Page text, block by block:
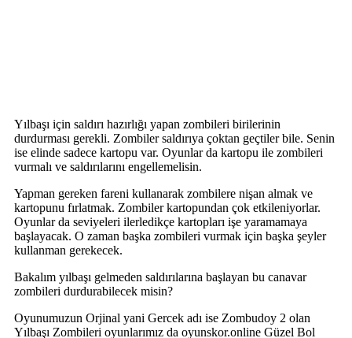
Yılbaşı için saldırı hazırlığı yapan zombileri birilerinin
durdurması gerekli. Zombiler saldırıya çoktan geçtiler bile. Senin
ise elinde sadece kartopu var. Oyunlar da kartopu ile zombileri
vurmalı ve saldırılarını engellemelisin.
Yapman gereken fareni kullanarak zombilere nişan almak ve
kartopunu fırlatmak. Zombiler kartopundan çok etkileniyorlar.
Oyunlar da seviyeleri ilerledikçe kartopları işe yaramamaya
başlayacak. O zaman başka zombileri vurmak için başka şeyler
kullanman gerekecek.
Bakalım yılbaşı gelmeden saldırılarına başlayan bu canavar
zombileri durdurabilecek misin?
Oyunumuzun Orjinal yani Gercek adı ise Zombudoy 2 olan
Yılbaşı Zombileri oyunlarımız da oyunskor.online Güzel Bol